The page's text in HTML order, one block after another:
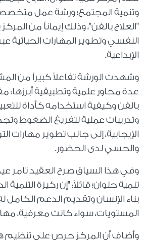
وتنمية المجتمع؛ ورشة عمل
"العلاج بالفن"، وذلك إيماناً من
النفسي وتطوير المهارات الحياتية
الإبداعية.
​وشهدت الورشة تفاعلاً كبيراً من
عدة محاور علمية وتطبيقية أبرزها:
بالفن وكيفية استخدامه كأداة
وتدريبات عملية لتفريغ الضغوط
الإيجابية، إلى جانب تطوير مهارات
والحسي لدى الحضور.
​وفي هذا السياق صرح العقيد تامر
تنمية حلوان؛ قائلاً: "إن ركيزة التنمية
بناء الإنسان وتقديم الدعم الكامل
المستويات، سواء كانت معرفية،
وأضاف أن المركز حرص على تنظيم